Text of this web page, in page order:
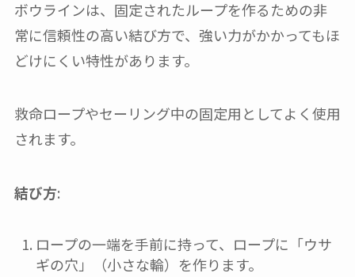
ボウラインは、固定されたループを作るための非
常に信頼性の高い結び方で、強い力がかかってもほ
どけにくい特性があります。
救命ロープやセーリング中の固定用としてよく使用
されます。
結び方:
ロープの一端を手前に持って、ロープに「ウサ
ギの穴」（小さな輪）を作ります。